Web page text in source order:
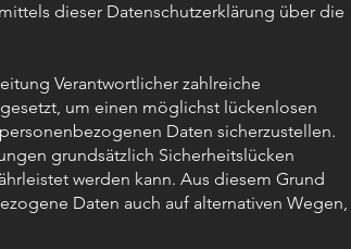
dieser Datenschutzerklärung über die
Verantwortlicher zahlreiche
um einen möglichst lückenlosen
Daten sicherzustellen.
grundsätzlich Sicherheitslücken
werden kann. Aus diesem Grund
Daten auch auf alternativen Wegen,